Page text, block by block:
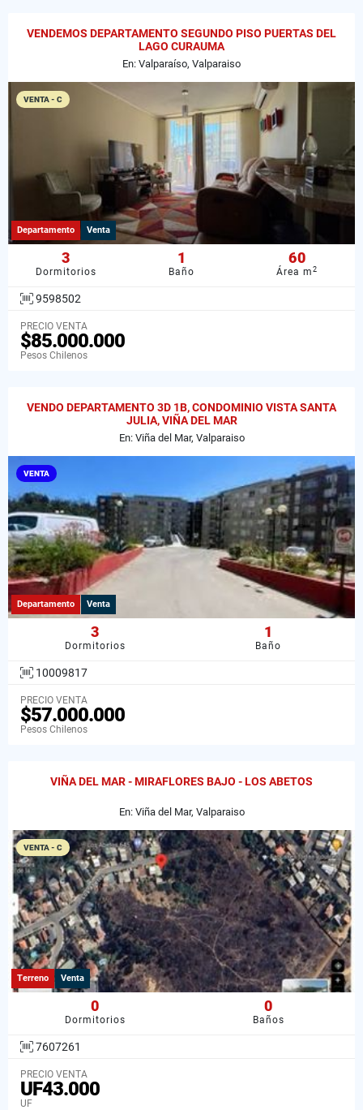
VENDEMOS DEPARTAMENTO SEGUNDO PISO PUERTAS DEL
LAGO CURAUMA
En: Valparaíso, Valparaiso
VENTA - C
Departamento Venta
3
Dormitorios
1
Baño
60
Área m2
9598502
PRECIO VENTA
$85.000.000
Pesos Chilenos
VENDO DEPARTAMENTO 3D 1B, CONDOMINIO VISTA SANTA
JULIA, VIÑA DEL MAR
En: Viña del Mar, Valparaiso
VENTA
Departamento Venta
3
Dormitorios
1
Baño
10009817
PRECIO VENTA
$57.000.000
Pesos Chilenos
VIÑA DEL MAR - MIRAFLORES BAJO - LOS ABETOS
En: Viña del Mar, Valparaiso
VENTA - C
Terreno Venta
0
Dormitorios
0
Baños
7607261
PRECIO VENTA
UF43.000
UF